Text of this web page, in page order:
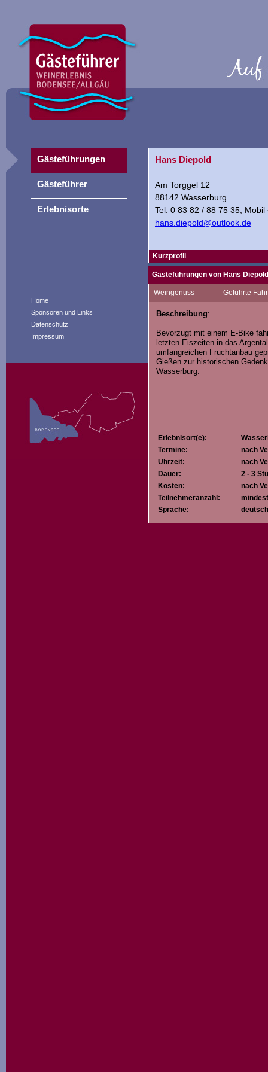
Home
Sponsoren und Links
Datenschutz
Impressum
Hans Diepold
Am Torggel 12
88142 Wasserburg
Tel. 0 83 82 / 88 75 35,
hans.diepold@outlook.de
Kurzprofil
Auf meinen angebotenen
- die Naturvielfalt und
- die Historie (Burgen, Schlösser,
begeistern.
Gästeführungen von Hans Diepold
Weingenuss Geführte
Beschreibung:
Bevorzugt mit einem E-Bike
letzten Eiszeiten in das
umfangreichen Fruchtanbau
Gießen zur historischen
Wasserburg.
Erlebnisort(e):
Termine:
nach
Uhrzeit:
nach
Dauer:
2 - 3
Kosten:
nach
Teilnehmeranzahl:
Sprache:
Gästeführungen
Gästeführer
Erlebnisorte